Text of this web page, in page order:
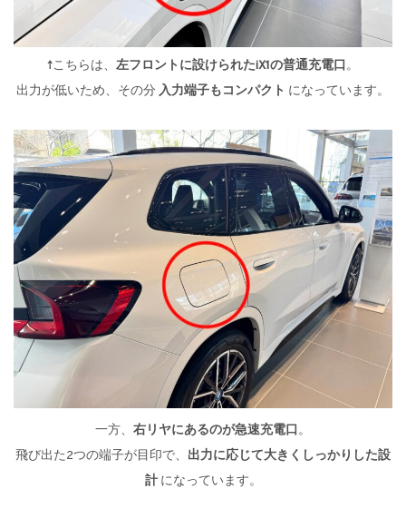
↑こちらは、 左フロントに設けられたiX1の普通充電口 。
出力が低いため、その分 入力端子もコンパクト になっています。
一方、 右リヤにあるのが急速充電口 。
飛び出た2つの端子が目印で、 出力に応じて大きくしっかりした設
計になっています。